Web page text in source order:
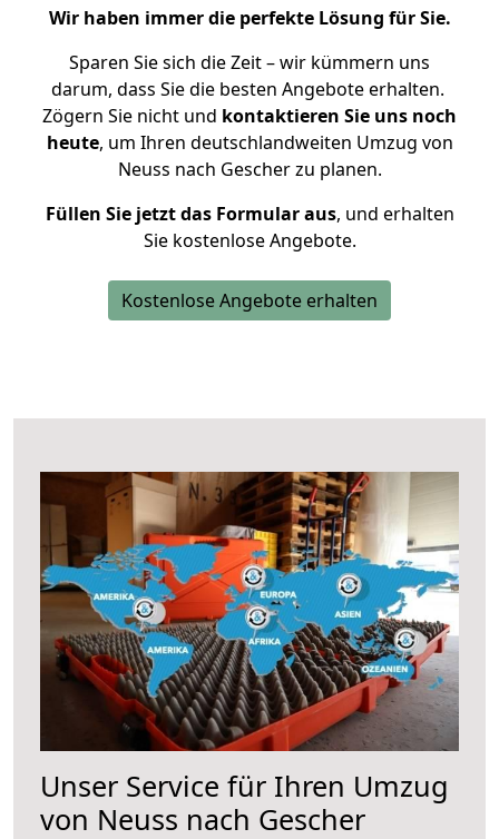
Wir haben immer die perfekte Lösung für Sie.
Sparen Sie sich die Zeit – wir kümmern uns
darum, dass Sie die besten Angebote erhalten.
Zögern Sie nicht und kontaktieren Sie uns noch
heute, um Ihren deutschlandweiten Umzug von
Neuss nach Gescher zu planen.
Füllen Sie jetzt das Formular aus, und erhalten
Sie kostenlose Angebote.
Kostenlose Angebote erhalten
Unser Service für Ihren Umzug
von Neuss nach Gescher